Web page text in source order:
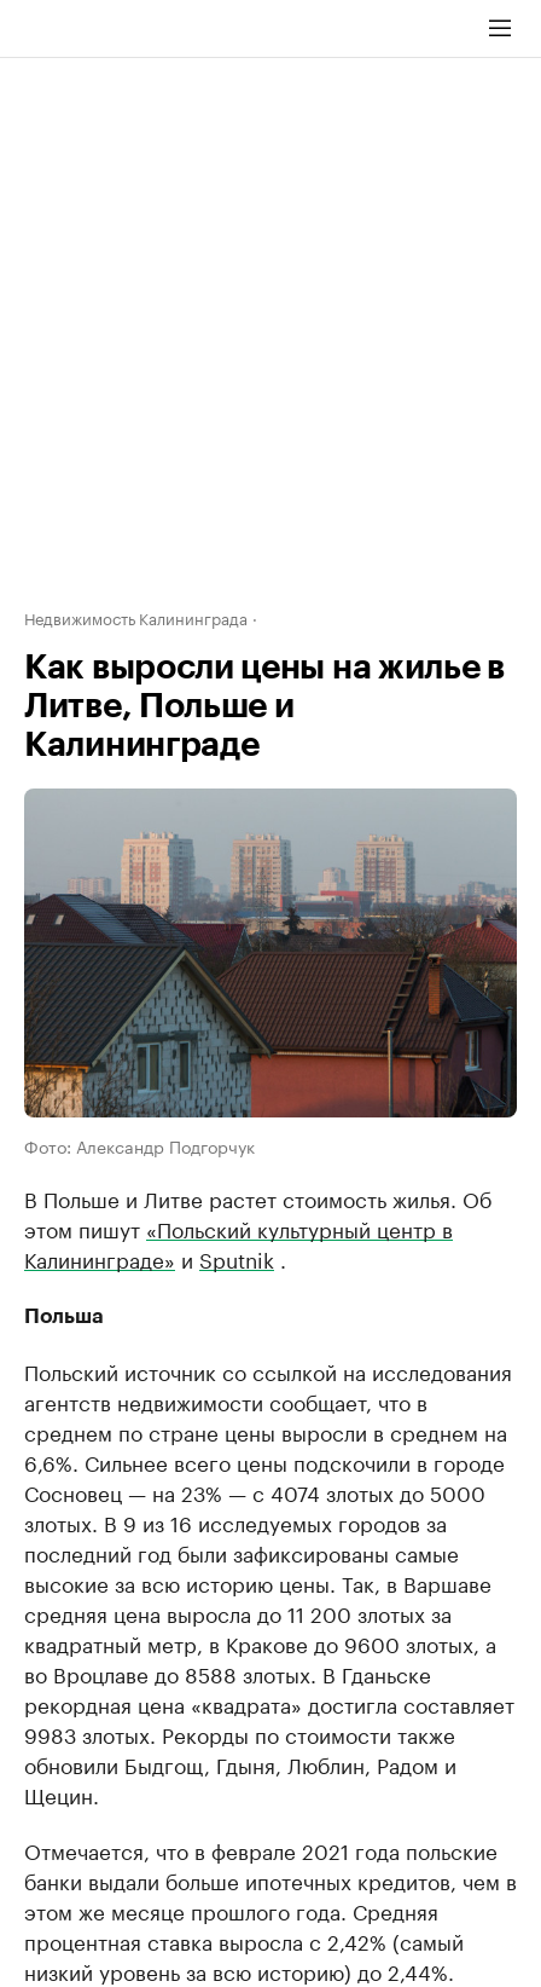
Недвижимость Калининграда
Как выросли цены на жилье в
Литве, Польше и
Калининграде
Фото: Александр Подгорчук
В Польше и Литве растет стоимость жилья. Об
этом пишут «Польский культурный центр в
Калининграде» и Sputnik
Польша
Польский источник со ссылкой на исследования
агентств недвижимости сообщает, что в
среднем по стране цены выросли в среднем на
6,6%. Сильнее всего цены подскочили в городе
Сосновец — на 23% — с 4074 злотых до 5000
злотых. В 9 из 16 исследуемых городов за
последний год были зафиксированы самые
высокие за всю историю цены. Так, в Варшаве
средняя цена выросла до 11 200 злотых за
квадратный метр, в Кракове до 9600 злотых, а
во Вроцлаве до 8588 злотых. В Гданьске
рекордная цена «квадрата» достигла составляет
9983 злотых. Рекорды по стоимости также
обновили Быдгощ, Гдыня, Люблин, Радом и
Щецин.
Отмечается, что в феврале 2021 года польские
банки выдали больше ипотечных кредитов, чем в
этом же месяце прошлого года. Средняя
процентная ставка выросла с 2,42% (самый
низкий уровень за всю историю) до 2,44%.